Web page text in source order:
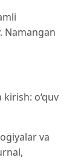
Namangan
o‘quv
va